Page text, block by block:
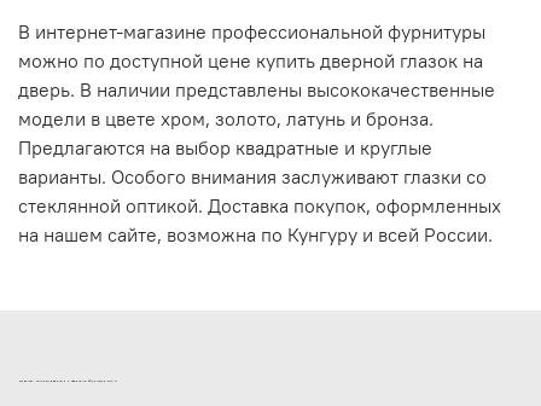
В интернет-магазине профессиональной фурнитуры
можно по доступной цене купить дверной глазок на
дверь. В наличии представлены высококачественные
модели в цвете хром, золото, латунь и бронза.
Предлагаются на выбор квадратные и круглые
варианты. Особого внимания заслуживают глазки со
стеклянной оптикой. Доставка покупок, оформленных
на нашем сайте, возможна по Кунгуру и всей России.
ИНТЕРНЕТ-МАГАЗИН ДВЕРНОЙ И МЕБЕЛЬНОЙ ФУРНИТУРЫ САМ